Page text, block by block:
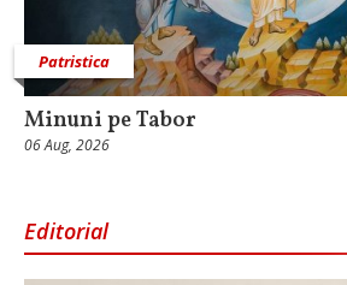
Patristica
Minuni pe Tabor
06 Aug, 2026
Editorial